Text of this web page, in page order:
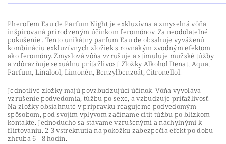
PheroFem Eau de Parfum Night je exkluzívna a zmyselná vôňa
inšpirovaná prirodzeným účinkom feromónov. Za neodolateľné
pokušenie . Tento unikátny parfum Eau de obsahuje vyváženú
kombináciu exkluzívnych zložiek s rovnakým zvodným efektom
ako feromóny. Zmyslová vôňa vzrušuje a stimuluje mužské túžby
a zdôrazňuje sexuálnu príťažlivosť. Zložky Alkohol Denat, Aqua,
Parfum, Linalool, Limonén, Benzylbenzoát, Citronellol.
Jednotlivé zložky majú povzbudzujúci účinok. Vôňa vyvoláva
vzrušenie podvedomia, túžbu po sexe, a vzbudzuje príťažlivosť.
Na zložky obsiahnuté v prípravku reagujeme podvedomým
spôsobom, pod svojim vplyvom začíname cítiť túžbu po blízkom
kontakte. Jednoducho sa stávame vzrušenými a náchylnými k
flirtovaniu. 2-3 vstreknutia na pokožku zabezpečia efekt po dobu
zhruba 6 - 8 hodín.